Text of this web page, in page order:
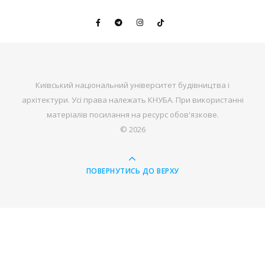
Київський національний університет будівництва і
архітектури. Усі права належать КНУБА. При використанні
матеріалів посилання на ресурс обов'язкове.
© 2026
ПОВЕРНУТИСЬ ДО ВЕРХУ